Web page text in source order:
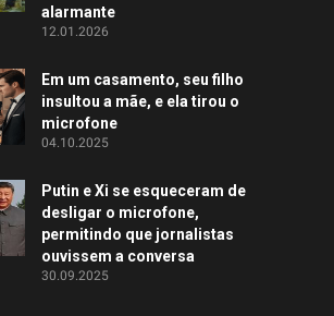
alarmante
12.01.2026
Em um casamento, seu filho
insultou a mãe, e ela tirou o
microfone
04.10.2025
Putin e Xi se esqueceram de
desligar o microfone,
permitindo que jornalistas
ouvissem a conversa
30.09.2025